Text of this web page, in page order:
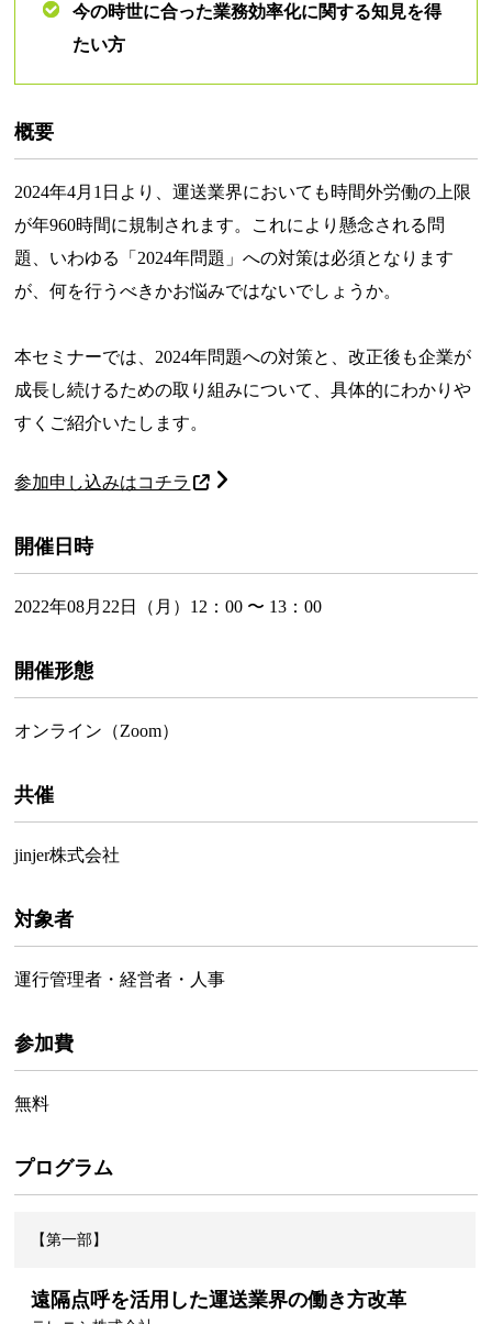
今の時世に合った業務効率化に関する知見を得
たい方
概要
2024年4月1日より、運送業界においても時間外労働の上限
が年960時間に規制されます。これにより懸念される問
題、いわゆる「2024年問題」への対策は必須となります
が、何を行うべきかお悩みではないでしょうか。
本セミナーでは、2024年問題への対策と、改正後も企業が
成長し続けるための取り組みについて、具体的にわかりや
すくご紹介いたします。
参加申し込みはコチラ
開催日時
2022年08月22日（月）12：00 〜 13：00
開催形態
オンライン（Zoom）
共催
jinjer株式会社
対象者
運行管理者・経営者・人事
参加費
無料
プログラム
【第一部】
遠隔点呼を活用した運送業界の働き方改革